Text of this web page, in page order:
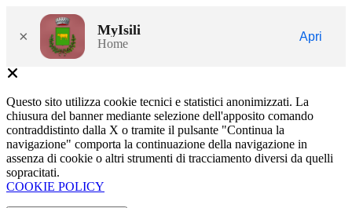
× MyIsili
Home
Apri
Questo sito utilizza cookie tecnici e statistici anonimizzati. La
chiusura del banner mediante selezione dell'apposito comando
contraddistinto dalla X o tramite il pulsante "Continua la
navigazione" comporta la continuazione della navigazione in
assenza di cookie o altri strumenti di tracciamento diversi da quelli
sopracitati.
COOKIE POLICY